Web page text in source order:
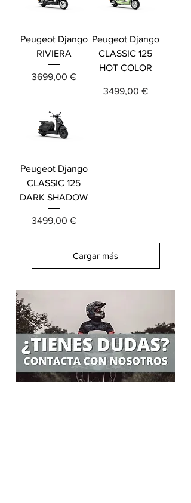
Peugeot Django
RIVIERA
Precio
3699,00 €
Peugeot Django
CLASSIC 125
HOT COLOR
Precio
3499,00 €
Peugeot Django
CLASSIC 125
DARK SHADOW
Precio
3499,00 €
Cargar más